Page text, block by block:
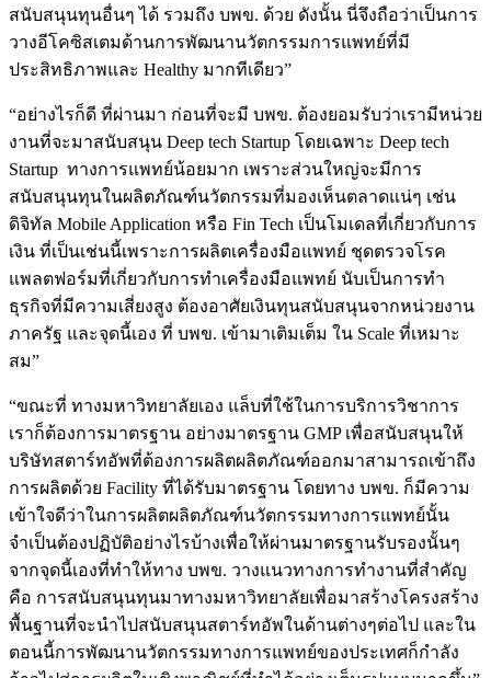
สนับสนุนทุนอื่นๆ ได้ รวมถึง บพข. ด้วย ดังนั้น นี่จึงถือว่าเป็นการ
วางอีโคซิสเตมด้านการพัฒนานวัตกรรมการแพทย์ที่มี
ประสิทธิภาพและ Healthy มากทีเดียว”
“อย่างไรก็ดี ที่ผ่านมา ก่อนที่จะมี บพข. ต้องยอมรับว่าเรามีหน่วย
งานที่จะมาสนับสนุน Deep tech Startup โดยเฉพาะ Deep tech
Startup ทางการแพทย์น้อยมาก เพราะส่วนใหญ่จะมีการ
สนับสนุนทุนในผลิตภัณฑ์นวัตกรรมที่มองเห็นตลาดแน่ๆ เช่น
ดิจิทัล Mobile Application หรือ Fin Tech เป็นโมเดลที่เกี่ยวกับการ
เงิน ที่เป็นเช่นนี้เพราะการผลิตเครื่องมือแพทย์ ชุดตรวจโรค
แพลตฟอร์มที่เกี่ยวกับการทำเครื่องมือแพทย์ นับเป็นการทำ
ธุรกิจที่มีความเสี่ยงสูง ต้องอาศัยเงินทุนสนับสนุนจากหน่วยงาน
ภาครัฐ และจุดนี้เอง ที่ บพข. เข้ามาเติมเต็ม ใน Scale ที่เหมาะ
สม”
“ขณะที่ ทางมหาวิทยาลัยเอง แล็บที่ใช้ในการบริการวิชาการ
เราก็ต้องการมาตรฐาน อย่างมาตรฐาน GMP เพื่อสนับสนุนให้
บริษัทสตาร์ทอัพที่ต้องการผลิตผลิตภัณฑ์ออกมาสามารถเข้าถึง
การผลิตด้วย Facility ที่ได้รับมาตรฐาน โดยทาง บพข. ก็มีความ
เข้าใจดีว่าในการผลิตผลิตภัณฑ์นวัตกรรมทางการแพทย์นั้น
จำเป็นต้องปฏิบัติอย่างไรบ้างเพื่อให้ผ่านมาตรฐานรับรองนั้นๆ
จากจุดนี้เองที่ทำให้ทาง บพข. วางแนวทางการทำงานที่สำคัญ
คือ การสนับสนุนทุนมาทางมหาวิทยาลัยเพื่อมาสร้างโครงสร้าง
พื้นฐานที่จะนำไปสนับสนุนสตาร์ทอัพในด้านต่างๆต่อไป และใน
ตอนนี้การพัฒนานวัตกรรมทางการแพทย์ของประเทศก็กำลัง